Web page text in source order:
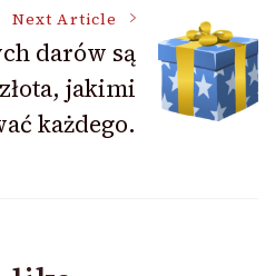
Next Article
darów są
jakimi
każdego.